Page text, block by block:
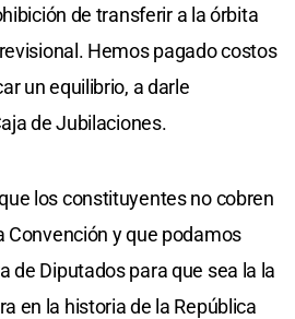
de transferir a la órbita
Hemos pagado costos
un equilibrio, a darle
de Jubilaciones.
los constituyentes no cobren
Convención y que podamos
de Diputados para que sea la la
en la historia de la República